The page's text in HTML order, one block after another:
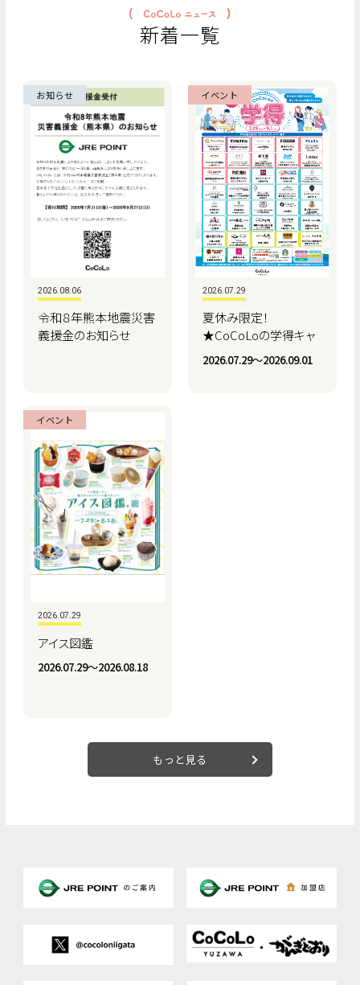
新着一覧
お知らせ
2026.08.06
令和８年熊本地震災害
義援金のお知らせ
イベント
2026.07.29
夏休み限定！
★CoCoLoの学得キャ
ンペーン★
2026.07.29〜2026.09.01
イベント
2026.07.29
アイス図鑑
2026.07.29〜2026.08.18
もっと見る